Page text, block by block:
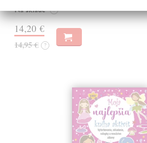
Na sklade ?
14,20 €
14,95 € ?